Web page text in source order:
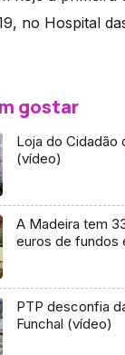
no Hospital
gostar
Loja do Cidadão
(vídeo)
A Madeira tem
euros de fundos
PTP desconfia
Funchal (vídeo)